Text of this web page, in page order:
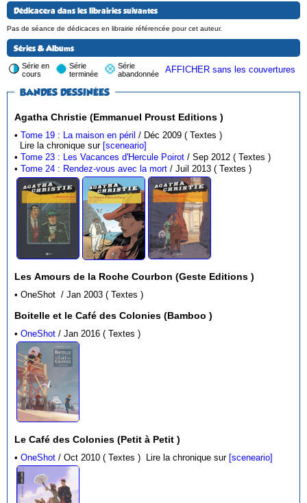
Dédicacera dans les librairies suivantes
Pas de séance de dédicaces en librairie référencée pour cet auteur.
Séries & Albums
Série en
cours
Série
terminée
Série
abandonnée
AFFICHER sans les couvertures
BANDES DESSINÉES
Agatha Christie (Emmanuel Proust Editions )
•Tome 19 : La maison en péril
/ Déc 2009 ( Textes )
Lire la chronique sur [sceneario]
•Tome 23 : Les Vacances d'Hercule Poirot
/ Sep 2012 ( Textes )
•Tome 24 : Rendez-vous avec la mort / Juil 2013 ( Textes )
Les Amours de la Roche Courbon (Geste Editions )
• OneShot / Jan 2003 ( Textes )
Boitelle et le Café des Colonies (Bamboo )
•OneShot / Jan 2016 ( Textes )
Le Café des Colonies (Petit à Petit )
•OneShot / Oct 2010 ( Textes ) Lire la chronique sur [sceneario]